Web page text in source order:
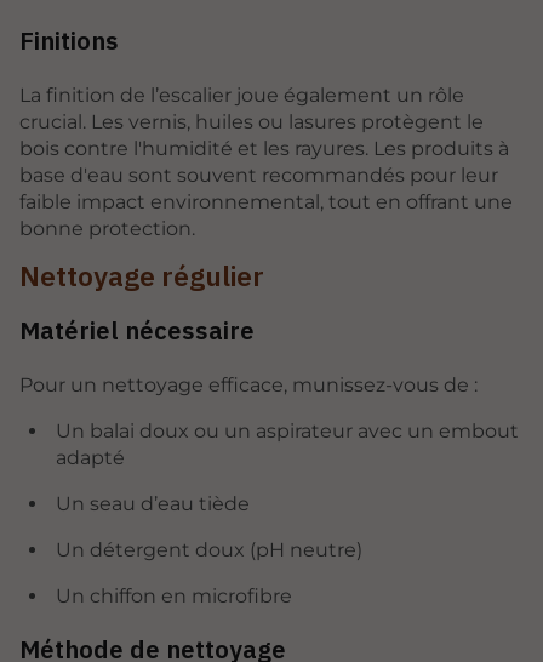
Finitions
La finition de l’escalier joue également un rôle
crucial. Les vernis, huiles ou lasures protègent le
bois contre l'humidité et les rayures. Les produits à
base d'eau sont souvent recommandés pour leur
faible impact environnemental, tout en offrant une
bonne protection.
Nettoyage régulier
Matériel nécessaire
Pour un nettoyage efficace, munissez-vous de :
Un balai doux ou un aspirateur avec un embout
adapté
Un seau d’eau tiède
Un détergent doux (pH neutre)
Un chiffon en microfibre
Méthode de nettoyage